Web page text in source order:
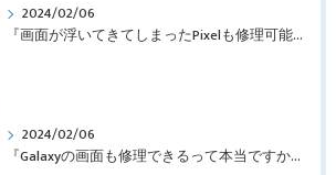
2024/02/06
『画面が浮いてきてしまったPixelも修理可能？』淀川区西三国よりバッテリー交換でご来店♪【Google Pixel5】
2024/02/06
『Galaxyの画面も修理できるって本当ですか？』豊中市服部本町より画面修理でご来店♪【Galaxy Note10+】